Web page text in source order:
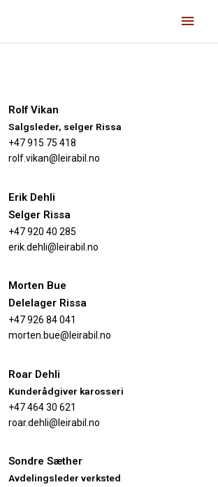
Rolf Vikan
Salgsleder, selger Rissa
+47 915 75 418
rolf.vikan@leirabil.no
Erik Dehli
Selger Rissa
+47 920 40 285
erik.dehli@leirabil.no
Morten Bue
Delelager Rissa
+47 926 84 041
morten.bue@leirabil.no
Roar Dehli
Kunderådgiver​ karosseri
+47 464 30 621
roar.dehli@leirabil.no
Sondre Sæther
Avdelingsleder verksted